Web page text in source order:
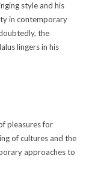
style and his
in contemporary
the
lingers in his
pleasures for
of cultures and the
approaches to